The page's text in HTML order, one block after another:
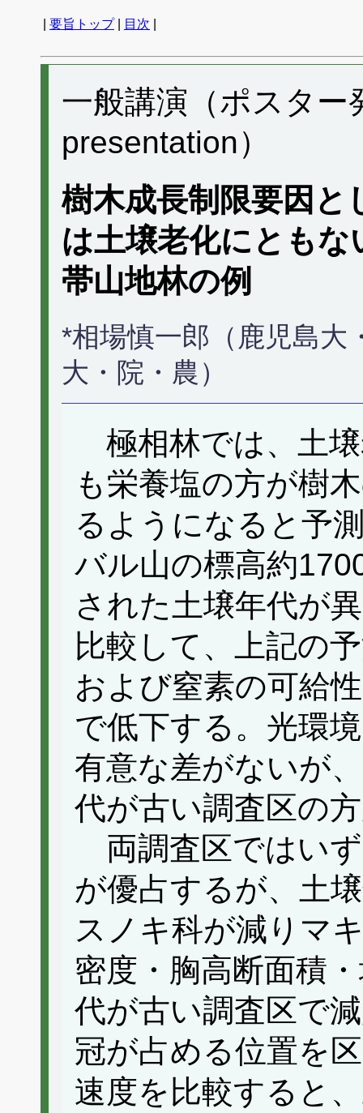
要旨トップ| 目次
一般講演（ポスタ
presentation）
樹木成長制限要因と
は土壌老化にとも
帯山地林の例
*相場慎一郎（鹿児島大
大・院・農）
極相林では、土
も栄養塩の方が樹
るようになると予
バル山の標高約
された土壌年代が
比較して、上記の
および窒素の可給
で低下する。光環
有意な差がないが
代が古い調査区の
両調査区ではい
が優占するが、土
スノキ科が減りマ
密度・胸高断面積
代が古い調査区で
冠が占める位置を
速度を比較すると